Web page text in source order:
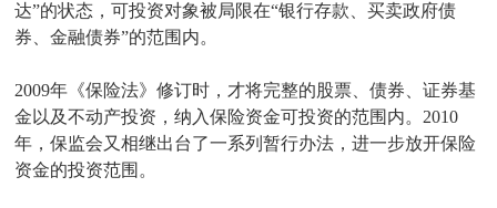
达”的状态，可投资对象被局限在“银行存款、买卖政府债
券、金融债券”的范围内。
2009年《保险法》修订时，才将完整的股票、债券、证券基
金以及不动产投资，纳入保险资金可投资的范围内。2010
年，保监会又相继出台了一系列暂行办法，进一步放开保险
资金的投资范围。